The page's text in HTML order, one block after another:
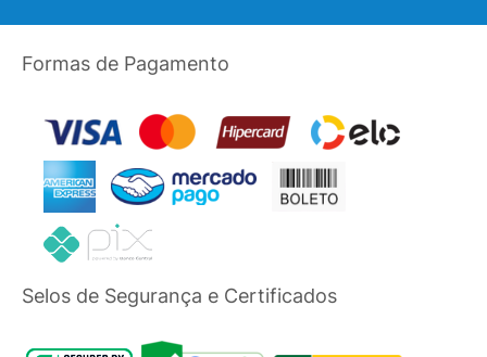
Formas de Pagamento
Selos de Segurança e Certificados